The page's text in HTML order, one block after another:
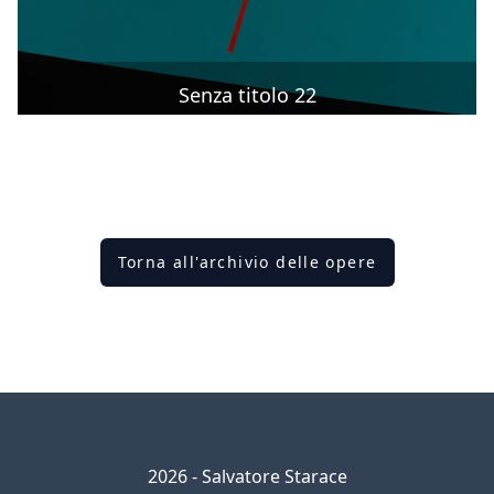
Senza titolo 22
Torna all'archivio delle opere
2026 - Salvatore Starace